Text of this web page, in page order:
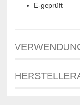
E-geprüft